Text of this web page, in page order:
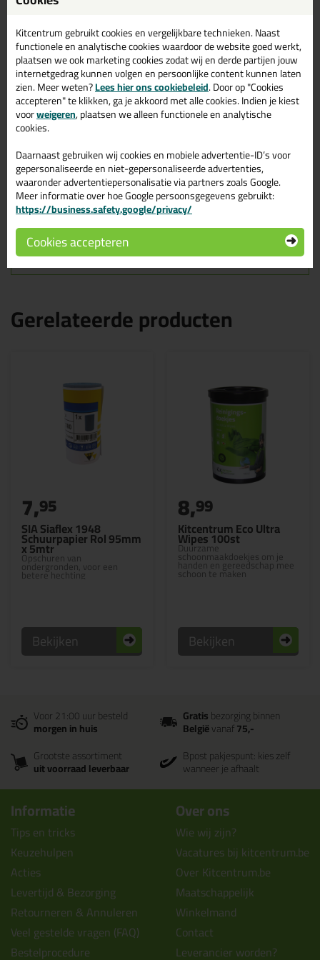
300ml in Wit
Zoek je kit in een specifieke kleur? Gevonden! Deze lijmkit Sikaflex
11 FC Purform 300ml in de kleur Wit is te gebruiken voor
verschillende toepassingen. Een duurzame en veelzijdige kit
welke makkelijk te verwerken is. Perfect als je een bijpassende
kleur zoekt met gegarandeerd een topresultaat. Bestel de Sikaflex
11 FC Purform 300ml in kleur Wit vandaag nog! Op voorraad en
op werkdagen besteld = morgen in huis.
Wil je meer weten over de toepassing en kenmerken van dit
product? Lees alles over dit product >
Tips & tricks voor Sikaflex 11 FC
Purform 300ml
In de volgende blogs wordt dit product gebruikt:
Vensterbank afkitten? Zo doe je dat!
Welke soorten kitten zijn er?
Gerelateerde producten
SIA Siaflex 1948
Schuurpapier Rol 95mm
x 5mtr
Opschuren van
ondergronden, voor een
betere hechting
7,95
Bekijken
Kitcentrum Eco Ultra
Wipes 100st
Duurzame
schoonmaakdoekjes om je
handen en gereedschap mee
schoon te maken
8,99
Bekijken
Voor 21:00 uur besteld
morgen in huis
Gratisbezorging binnen
Belgiëvanaf75,-
Grootste assortiment
uit voorraad leverbaar
Bpost pakjespunt: kies zelf
wanneer je afhaalt
Informatie
Tips en tricks
Keuzehulpen
Acties
Levertijd & Bezorging
Retourneren & Annuleren
Veel gestelde vragen (FAQ)
Bestelprocedure
Over ons
Wie wij zijn?
Vacatures bij kitcentrum.be
Over Kitcentrum.be
Maatschappelijk
Winkelmand
Contact
Leverancier worden?
Kitcentrum gebruikt cookies en vergelijkbare technieken. Naast
functionele en analytische cookies waardoor de website goed werkt,
plaatsen we ook marketing cookies zodat wij en derde partijen jouw
internetgedrag kunnen volgen en persoonlijke content kunnen laten
zien. Meer weten?Lees hier ons cookiebeleid. Door op "Cookies
accepteren" te klikken, ga je akkoord met alle cookies. Indien je kiest
voorweigeren, plaatsen we alleen functionele en analytische
cookies.
Daarnaast gebruiken wij cookies en mobiele advertentie-ID’s voor
gepersonaliseerde en niet-gepersonaliseerde advertenties,
waaronder advertentiepersonalisatie via partners zoals Google.
Meer informatie over hoe Google persoonsgegevens gebruikt:
https://business.safety.google/privacy/
Cookies accepteren